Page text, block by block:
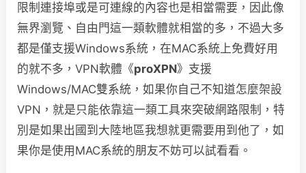
限制連接埠或是可連線的內容也是相當需要，因此像
無界瀏覽、自由門這一類軟體就相當的多，不過大多
都是僅支援Windows系統，在MAC系統上免費好用
的就不多，VPN軟體《proXPN》支援
Windows/MAC雙系統，如果你自己不知道怎麼架設
VPN，就是只能依靠這一類工具來突破網路限制，特
別是如果出國到大陸地區我想就更需要用到他了，如
果你是使用MAC系統的朋友不妨可以試看看。